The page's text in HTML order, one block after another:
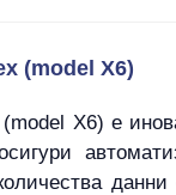
(model X6)
X6) е